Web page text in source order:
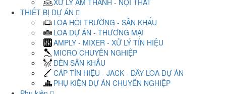
XỬ LÝ ÂM THANH - NỘI THẤT
THIẾT BỊ DỰ ÁN
LOA HỘI TRƯỜNG - SÂN KHẤU
LOA DỰ ÁN - THƯƠNG MẠI
AMPLY - MIXER - XỬ LÝ TÍN HIỆU
MICRO CHUYÊN NGHIỆP
ĐÈN SÂN KHẤU
CÁP TÍN HIỆU - JACK - DÂY LOA DỰ ÁN
PHỤ KIỆN DỰ ÁN CHUYÊN NGHIỆP